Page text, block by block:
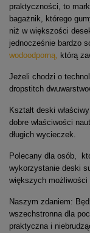
praktyczności, to
bagażnik, którego
niż w większości
jednocześnie bardzo
wodoodporną, którą
Jeżeli chodzi o
dropstitch
Kształt deski
dobre właściwości
długich wycieczek.
Polecany dla osób,
wykorzystanie deski
większych możliwości
Naszym zdaniem:
wszechstronna dla
praktyczna i